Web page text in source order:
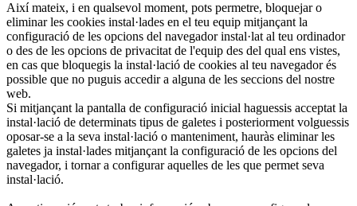
Així mateix, i en qualsevol moment, pots permetre, bloquejar o
eliminar les cookies instal·lades en el teu equip mitjançant la
configuració de les opcions del navegador instal·lat al teu ordinador
o des de les opcions de privacitat de l'equip des del qual ens vistes,
en cas que bloquegis la instal·lació de cookies al teu navegador és
possible que no puguis accedir a alguna de les seccions del nostre
web.
Si mitjançant la pantalla de configuració inicial haguessis acceptat la
instal·lació de determinats tipus de galetes i posteriorment volguessis
oposar-se a la seva instal·lació o manteniment, hauràs eliminar les
galetes ja instal·lades mitjançant la configuració de les opcions del
navegador, i tornar a configurar aquelles de les que permet seva
instal·lació.